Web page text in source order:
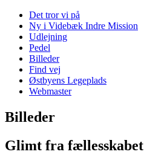
Det tror vi på
Ny i Videbæk Indre Mission
Udlejning
Pedel
Billeder
Find vej
Østbyens Legeplads
Webmaster
Billeder
Glimt fra fællesskabet